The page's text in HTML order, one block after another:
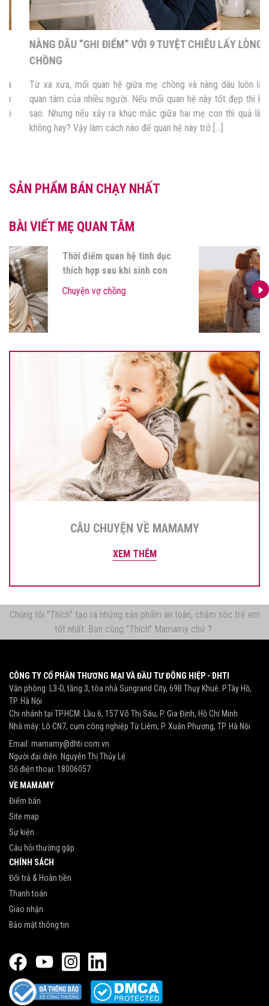
NÀNG DÂU “GHI ĐIỂM” VỚI 9 TUYỆT CHIÊU LẤY LÒNG MẸ
CHỒNG
Từ xa xưa, mối quan hệ giữa mẹ chồng và nàng dâu luôn là mối
quan tâm của nhiều người. Nếu mối quan hệ này tốt đẹp thì không
sao. Nhưng nếu xảy ra khúc mắc giữa hai mẹ con thì quả là điều
không hay? Vậy làm cách nào để quan hệ này trở […]
SẢN PHẨM BÁN CHẠY NHẤT
BÀI VIẾT MẸ QUAN TÂM
Thời điểm quan hệ tình dục
thích hợp sau khi sinh con
CÂU CHUYỆN VỀ MAMAMY
XEM THÊM
Chúng tôi "Thích" tạo ra những sản phẩm an toàn, chăm sóc trẻ em
tốt nhất. Bạn cũng "Thích" Mamamy chứ ?
CÔNG TY CỔ PHẦN THƯƠNG MẠI VÀ ĐẦU TƯ ĐÔNG HIỆP - DHTI
Văn phòng: L3-D, tầng 3, tòa nhà Sungrand City, 69B Thụy Khuê. P.Tây Hồ,
TP. Hà Nội
Chi nhánh tại TP.HCM: Lầu 6, 157 Võ Thị Sáu, P. Gia Định, Hồ Chí Minh
Nhà máy: Lô CN7, cụm công nghiệp Từ Liêm, P. Xuân Phương, TP. Hà Nội
Email: mamamy@dhti.com.vn
Người đại diện: Nguyễn Thị Thủy Lệ
Số điện thoại: 18006057
VỀ MAMAMY
Điểm bán
Site map
Sự kiện
Câu hỏi thường gặp
CHÍNH SÁCH
Đổi trả & Hoàn tiền
Thanh toán
Giao nhận
Bảo mật thông tin